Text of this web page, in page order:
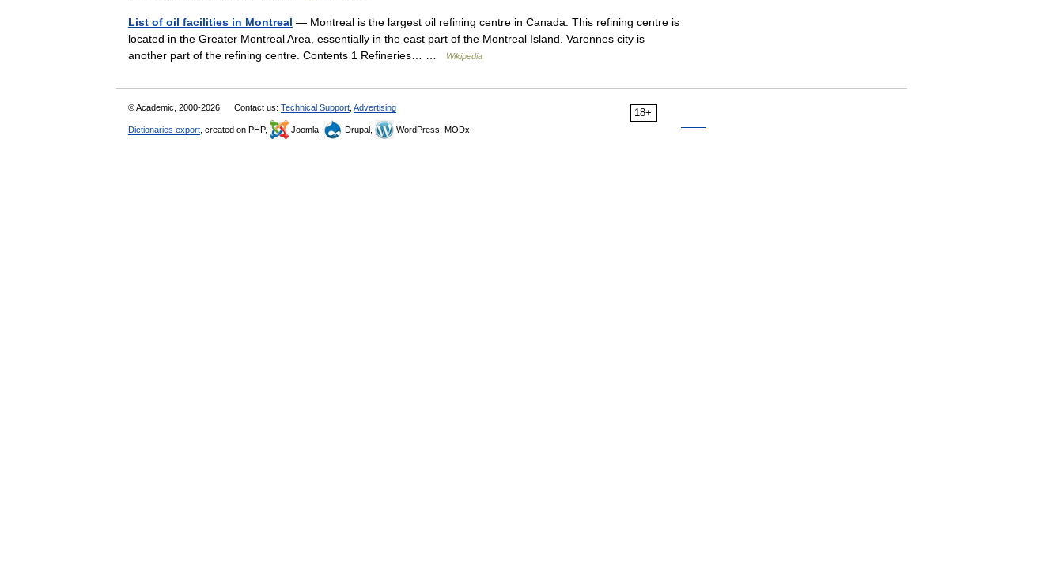
List of oil facilities in Montreal — Montreal is the largest oil refining centre in Canada. This refining centre is
located in the Greater Montreal Area, essentially in the east part of the Montreal Island. Varennes city is
another part of the refining centre. Contents 1 Refineries… …
Wikipedia
18+
© Academic, 2000-2026 Contact us: Technical Support Advertising
Dictionaries export , created on PHP, Joomla, Drupal, WordPress, MODx.